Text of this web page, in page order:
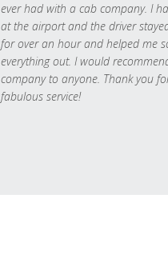
ever had with a cab company. I
at the airport and the driver
for over an hour and helped me
everything out. I would
company to anyone. Thank you
fabulous service!